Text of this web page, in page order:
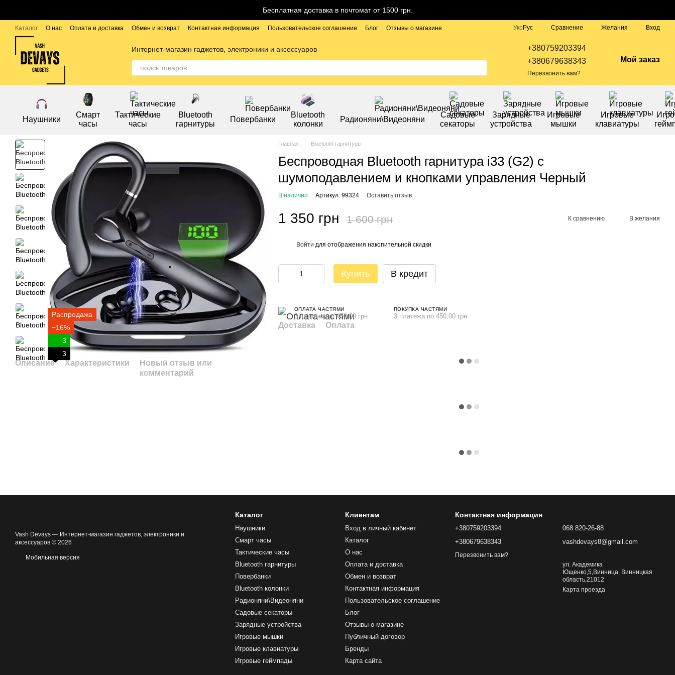
Бесплатная доставка в почтомат от 1500 грн.
Каталог О нас Оплата и доставка Обмен и возврат Контактная информация Пользовательское соглашение Блог
Отзывы о магазине
Публичный договор
Укр Рус Сравнение Желания Вход
Интернет-магазин гаджетов, электроники и аксессуаров
+380759203394
+380679638343
Перезвонить вам?
Мой заказ
Наушники
Смарт
часы
Тактические
часы
Bluetooth
гарнитуры
Повербанки
Bluetooth
колонки
Радионяни\Видеоняни
Садовые
секаторы
Зарядные
устройства
Игровые
мышки
Игровые
клавиатуры
Распродажа
−16%
3
3
Описание Характеристики
Новый отзыв или
комментарий
Главная Bluetooth гарнитуры
Беспроводная Bluetooth гарнитура i33 (G2) c
шумоподавлением и кнопками управления Черный
В наличии Артикул: 99324 Оставить отзыв
1 350 грн 1 600 грн К сравнению В желания
Войти для отображения накопительной скидки
Купить В кредит
ОПЛАТА ЧАСТЯМИ
3 платежа по 450.00 грн
ПОКУПКА ЧАСТЯМИ
3 платежа по 450.00 грн
Доставка Оплата
Vash Devays — Интернет-магазин гаджетов, электроники и
аксессуаров © 2026
Мобильная версия
Каталог
Наушники
Смарт часы
Тактические часы
Bluetooth гарнитуры
Повербанки
Bluetooth колонки
Радионяни\Видеоняни
Садовые секаторы
Зарядные устройства
Игровые мышки
Игровые клавиатуры
Игровые геймпады
Клиентам
Вход в личный кабинет
Каталог
О нас
Оплата и доставка
Обмен и возврат
Контактная информация
Пользовательское соглашение
Блог
Отзывы о магазине
Публичный договор
Бренды
Карта сайта
Контактная информация
+380759203394
+380679638343
Перезвонить вам?
068 820-26-88
vashdevays8@gmail.com
ул. Академика
Ющенко,5,Винница, Винницкая
область,21012
Карта проезда